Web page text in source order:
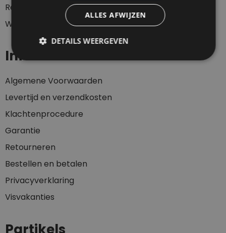
Registeren
Winkelwagen
Informatie
Algemene Voorwaarden
Levertijd en verzendkosten
Klachtenprocedure
Garantie
Retourneren
Bestellen en betalen
Privacyverklaring
Visvakanties
Partikels
ALLES AFWIJZEN
DETAILS WEERGEVEN